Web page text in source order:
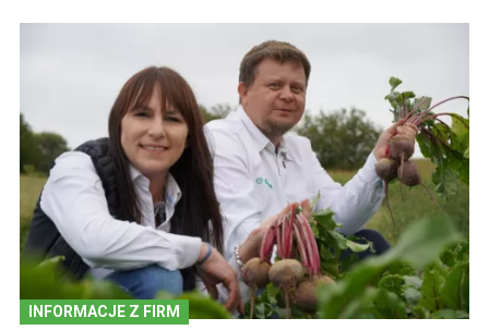
INFORMACJE Z FIRM